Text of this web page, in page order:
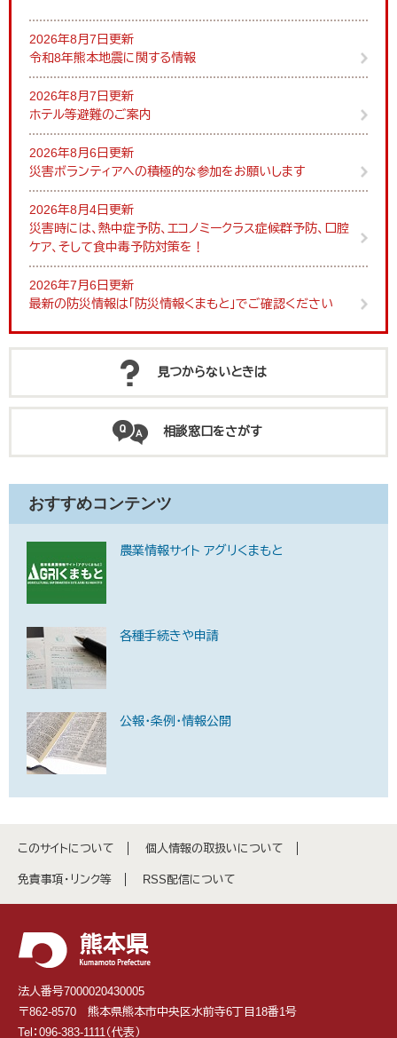
2026年8月7日更新
令和8年熊本地震に関する情報
2026年8月7日更新
ホテル等避難のご案内
2026年8月6日更新
災害ボランティアへの積極的な参加をお願いします
2026年8月4日更新
災害時には、熱中症予防、エコノミークラス症候群予防、口腔
ケア、そして食中毒予防対策を！
2026年7月6日更新
最新の防災情報は「防災情報くまもと」でご確認ください
見つからないときは
相談窓口をさがす
おすすめコンテンツ
農業情報サイト アグリくまもと
各種手続きや申請
公報・条例・情報公開
このサイトについて 個人情報の取扱いについて
免責事項・リンク等 RSS配信について
法人番号7000020430005
〒862-8570 熊本県熊本市中央区水前寺6丁目18番1号
Tel：096-383-1111（代表）